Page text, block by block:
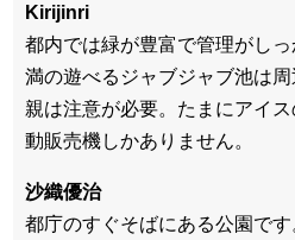
Kirijinri
都内では緑が豊富で管理がし
満の遊べるジャブジャブ池は周
親は注意が必要。たまにアイ
動販売機しかありません。
沙織優治
都庁のすぐそばにある公園です